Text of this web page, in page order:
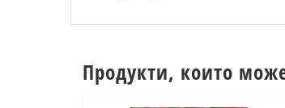
Продукти, които